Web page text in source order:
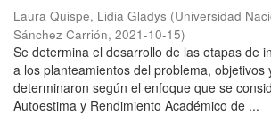
Laura Quispe, Lidia Gladys (Universidad
Sánchez Carrión, 2021-10-15)
Se determina el desarrollo de las etapas de
a los planteamientos del problema, objetivos
determinaron según el enfoque que se
Autoestima y Rendimiento Académico de ...